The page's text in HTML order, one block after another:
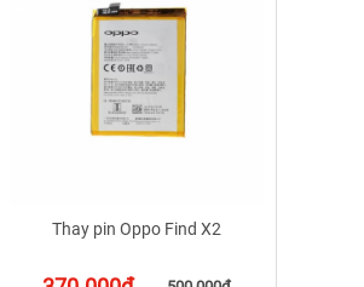
Thay pin Oppo Find X2